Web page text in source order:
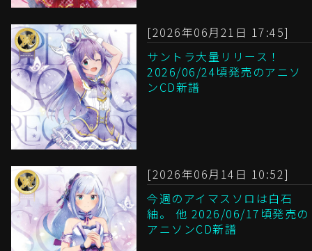
[2026年06月21日 17:45]
サントラ大量リリース！
2026/06/24頃発売のアニソ
ンCD新譜
[2026年06月14日 10:52]
今週のアイマスソロは白石
紬。 他 2026/06/17頃発売の
アニソンCD新譜